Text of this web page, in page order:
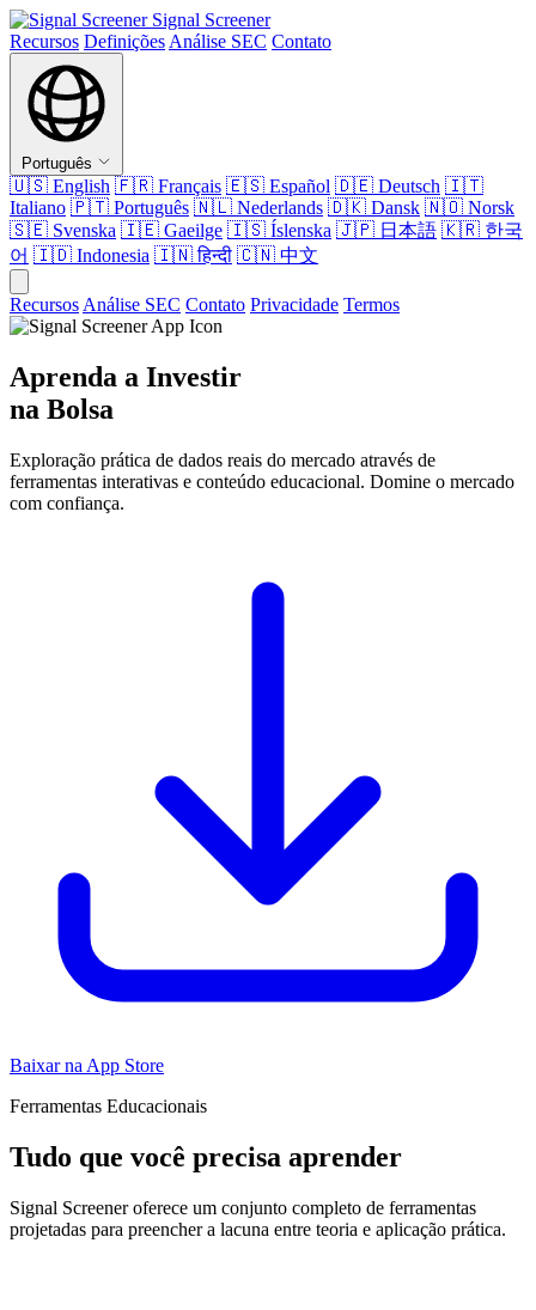
Signal Screener
Recursos Definições Análise SEC Contato
Português
🇺🇸 English 🇫🇷 Français 🇪🇸 Español 🇩🇪 Deutsch 🇮🇹
Italiano 🇵🇹 Português 🇳🇱 Nederlands 🇩🇰 Dansk 🇳🇴 Norsk
🇸🇪 Svenska 🇮🇪 Gaeilge 🇮🇸 Íslenska 🇯🇵 日本語 🇰🇷 한국
어 🇮🇩 Indonesia 🇮🇳हिन्दी 🇨🇳 中文
Recursos Análise SEC Contato Privacidade Termos
Aprenda a Investir
na Bolsa
Exploração prática de dados reais do mercado através de
ferramentas interativas e conteúdo educacional. Domine o mercado
com confiança.
Baixar na App Store
Ferramentas Educacionais
Tudo que você precisa aprender
Signal Screener oferece um conjunto completo de ferramentas
projetadas para preencher a lacuna entre teoria e aplicação prática.